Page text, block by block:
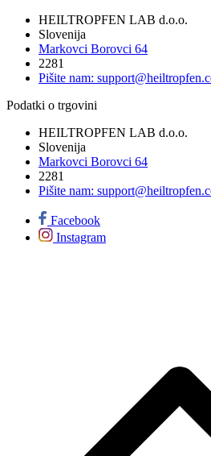
HEILTROPFEN LAB d.o.o.
Slovenija
Markovci Borovci 64
2281
Pišite nam:
Podatki o trgovini
HEILTROPFEN LAB d.o.o.
Slovenija
Markovci Borovci 64
2281
Pišite nam:
Facebook
Instagram